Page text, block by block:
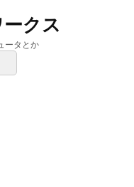
クス
ータとか